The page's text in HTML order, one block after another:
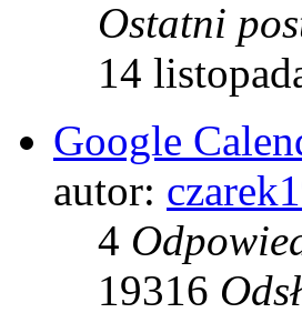
Ostatni
14
Google
autor:
4
19316